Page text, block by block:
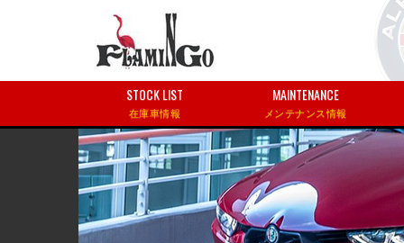
STOCK LIST
在庫車情報
MAINTENANCE
メンテナンス情報